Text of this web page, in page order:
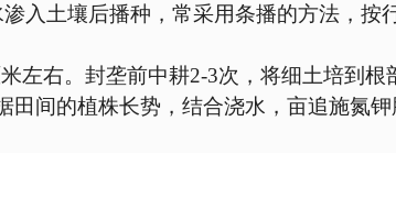
入土壤后播种，常采用条播的方法，按
左右。封垄前中耕2-3次，将细土培到根
田间的植株长势，结合浇水，亩追施氮钾